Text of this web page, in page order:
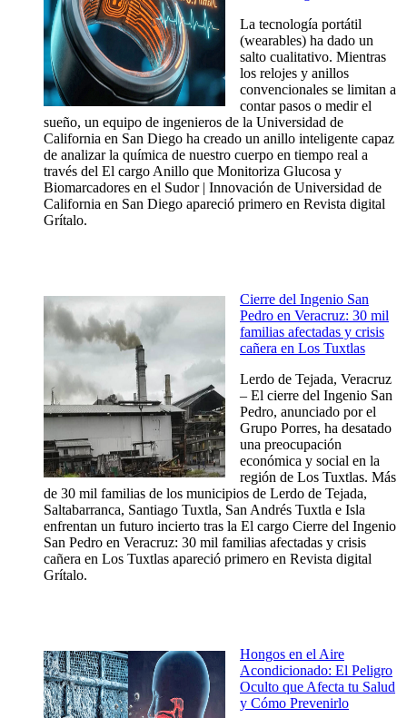
La tecnología portátil
(wearables) ha dado un
salto cualitativo. Mientras
los relojes y anillos
convencionales se limitan a
contar pasos o medir el
sueño, un equipo de ingenieros de la Universidad de
California en San Diego ha creado un anillo inteligente capaz
de analizar la química de nuestro cuerpo en tiempo real a
través del El cargo Anillo que Monitoriza Glucosa y
Biomarcadores en el Sudor | Innovación de Universidad de
California en San Diego apareció primero en Revista digital
Grítalo.
Cierre del Ingenio San
Pedro en Veracruz: 30 mil
familias afectadas y crisis
cañera en Los Tuxtlas
Lerdo de Tejada, Veracruz
– El cierre del Ingenio San
Pedro, anunciado por el
Grupo Porres, ha desatado
una preocupación
económica y social en la
región de Los Tuxtlas. Más
de 30 mil familias de los municipios de Lerdo de Tejada,
Saltabarranca, Santiago Tuxtla, San Andrés Tuxtla e Isla
enfrentan un futuro incierto tras la El cargo Cierre del Ingenio
San Pedro en Veracruz: 30 mil familias afectadas y crisis
cañera en Los Tuxtlas apareció primero en Revista digital
Grítalo.
Hongos en el Aire
Acondicionado: El Peligro
Oculto que Afecta tu Salud
y Cómo Prevenirlo